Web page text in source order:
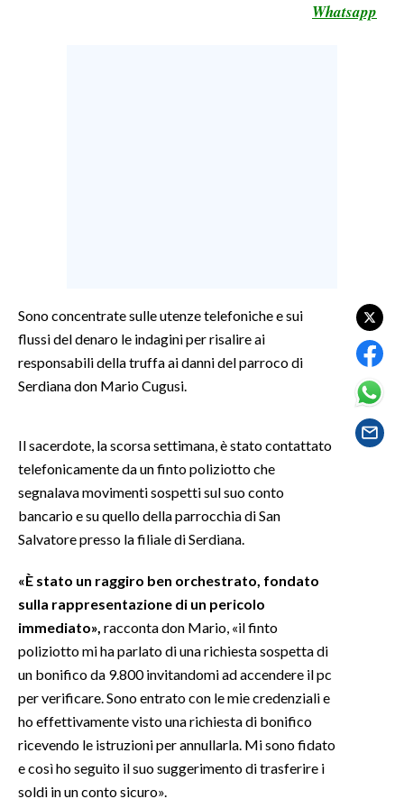
GOSSIP
SALUTE
SARDI NEL MONDO
NOTIZIE
EVENTI
3 MINUTI CON
INSULARITÀ
INFO AZIENDE
ABBONATI
ANNUNCI
Whatsapp
Sono concentrate sulle utenze telefoniche e sui
flussi del denaro le indagini per risalire ai
responsabili della truffa ai danni del parroco di
Serdiana don Mario Cugusi.
Il sacerdote, la scorsa settimana, è stato contattato
telefonicamente da un finto poliziotto che
segnalava movimenti sospetti sul suo conto
bancario e su quello della parrocchia di San
Salvatore presso la filiale di Serdiana.
«È stato un raggiro ben orchestrato, fondato
sulla rappresentazione di un pericolo
immediato», racconta don Mario, «il finto
poliziotto mi ha parlato di una richiesta sospetta di
un bonifico da 9.800 invitandomi ad accendere il pc
per verificare. Sono entrato con le mie credenziali e
ho effettivamente visto una richiesta di bonifico
ricevendo le istruzioni per annullarla. Mi sono fidato
e così ho seguito il suo suggerimento di trasferire i
soldi in un conto sicuro».